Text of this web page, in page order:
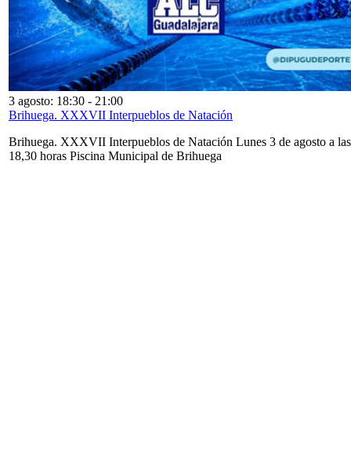
3 agosto: 18:30 - 21:00
Brihuega. XXXVII Interpueblos de Natación
Brihuega. XXXVII Interpueblos de Natación Lunes 3 de agosto a las
18,30 horas Piscina Municipal de Brihuega